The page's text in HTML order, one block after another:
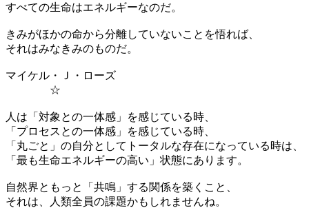
すべての生命はエネルギーなのだ。
きみがほかの命から分離していないことを悟れば、
それはみなきみのものだ。
マイケル・Ｊ・ローズ
☆
人は「対象との一体感」を感じている時、
「プロセスとの一体感」を感じている時、
「丸ごと」の自分としてトータルな存在になっている時は、
「最も生命エネルギーの高い」状態にあります。
自然界ともっと「共鳴」する関係を築くこと、
それは、人類全員の課題かもしれませんね。